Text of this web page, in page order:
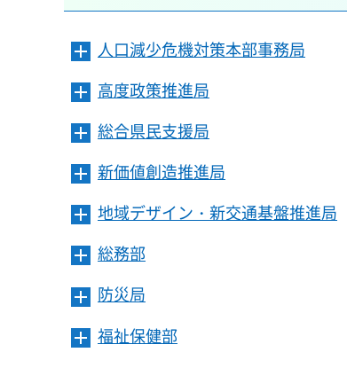
メ
ュ
ー
を
開
き
ま
す
人口減少危機対策本部事務局
メ
ュ
ー
を
開
き
ま
す
高度政策推進局
メ
ュ
ー
を
開
き
ま
す
総合県民支援局
メ
ュ
ー
を
開
き
ま
す
新価値創造推進局
メ
ュ
ー
を
開
き
地域デザイン・新交通基盤推進局
メ
ュ
ー
を
総務部
メ
ュ
防災局
メ 福祉保健部